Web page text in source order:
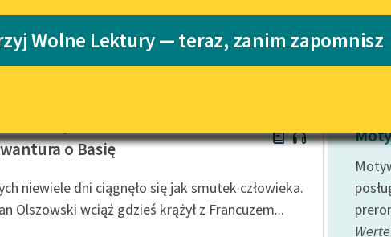
Lektury szkolne i klasyka
literatury do słuchania dla
E-kolekcja lektur szkolnych i
literatury do słuchania dla
niepełnosprawnościami
Feministyczne inspiracje.
Popularyzacja skandynawskiej
Katalog
Katalog w
Wolne Lektury — teraz, zanim zapomnisz
Makuszyńskiego
o Basię
niewiele dni ciągnęło się jak smutek człowieka.
Olszowski wciąż gdzieś krążył z Francuzem...